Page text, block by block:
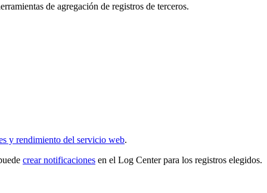
de agregación de registros de terceros.
y rendimiento del servicio web.
crear notificaciones en el Log Center para los registros elegidos.